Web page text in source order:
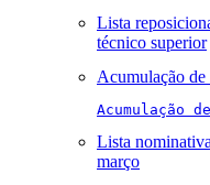
Lista
técnico superior
Acumulação de
Acumulação
Lista
março